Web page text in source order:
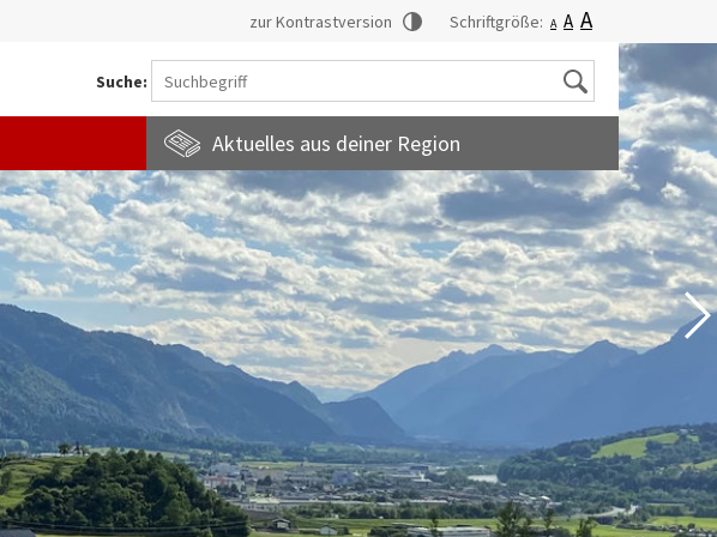
zur Kontrastversion Schriftgröße: A A A
Suche: Suche
Aktuelles aus deiner Region
Stadtmagazin
familienfreundlichegemeinde
Europainformationen